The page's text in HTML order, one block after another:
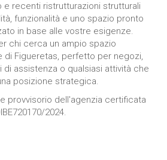
e recenti ristrutturazioni strutturali
funzionalità e uno spazio pronto
in base alle vostre esigenze.
chi cerca un ampio spazio
di Figueretas, perfetto per negozi,
di assistenza o qualsiasi attività che
posizione strategica.
provvisorio dell'agenzia certificata
2024.